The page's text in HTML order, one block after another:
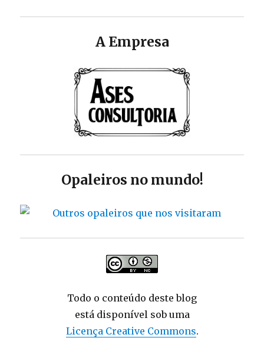
A Empresa
Opaleiros no mundo!
Todo o conteúdo deste blog
está disponível sob uma
Licença Creative Commons.